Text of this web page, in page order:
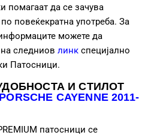
помагаат да се зачува
повеќекратна употреба. За
можете да
следниов линк специјално
Патосници.
И СТИЛОТ
PORSCHE CAYENNE 2011-
патосници се